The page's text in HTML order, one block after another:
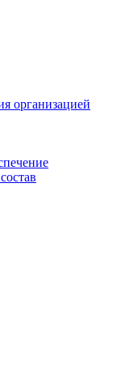
организацией